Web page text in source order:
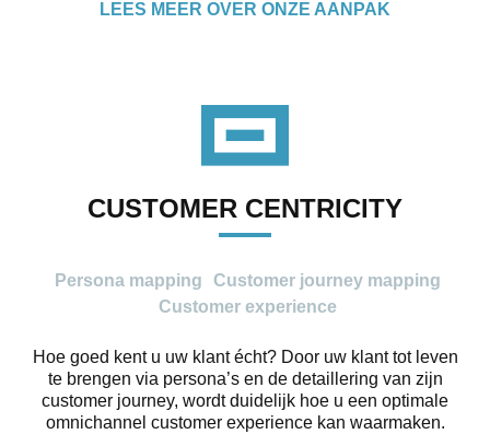
LEES MEER OVER ONZE AANPAK
CUSTOMER CENTRICITY
Persona mapping
Customer journey mapping
Customer experience
Hoe goed kent u uw klant écht? Door uw klant tot leven
te brengen via persona’s en de detaillering van zijn
customer journey, wordt duidelijk hoe u een optimale
omnichannel customer experience kan waarmaken.